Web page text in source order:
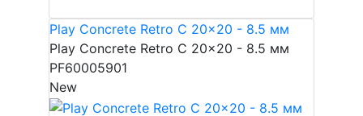
Play Concrete Retro C 20x20 - 8.5 мм
Play Concrete Retro C 20x20 - 8.5 мм
PF60005901
New